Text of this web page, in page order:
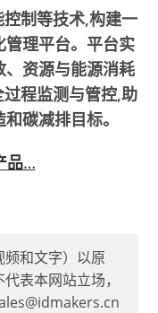
制等技术,构建一
理平台。平台实
资源与能源消耗
程监测与管控,助
碳减排目标。
品…
和文字）以原
表本网站立场，